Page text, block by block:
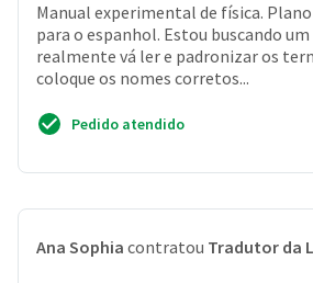
Manual experimental de física.
para o espanhol. Estou buscando
realmente vá ler e padronizar os
coloque os nomes corretos...
Pedido atendido
Ana Sophia contratou Tradutor da